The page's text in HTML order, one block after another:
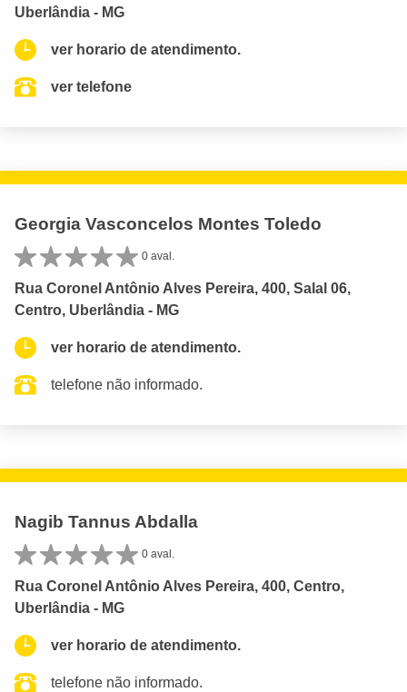
Uberlândia - MG
ver horario de atendimento.
ver telefone
Georgia Vasconcelos Montes Toledo
0 aval.
Rua Coronel Antônio Alves Pereira, 400, Salal 06,
Centro, Uberlândia - MG
ver horario de atendimento.
telefone não informado.
Nagib Tannus Abdalla
0 aval.
Rua Coronel Antônio Alves Pereira, 400, Centro,
Uberlândia - MG
ver horario de atendimento.
telefone não informado.